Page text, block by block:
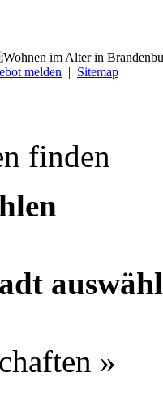
melden | Sitemap
finden
»